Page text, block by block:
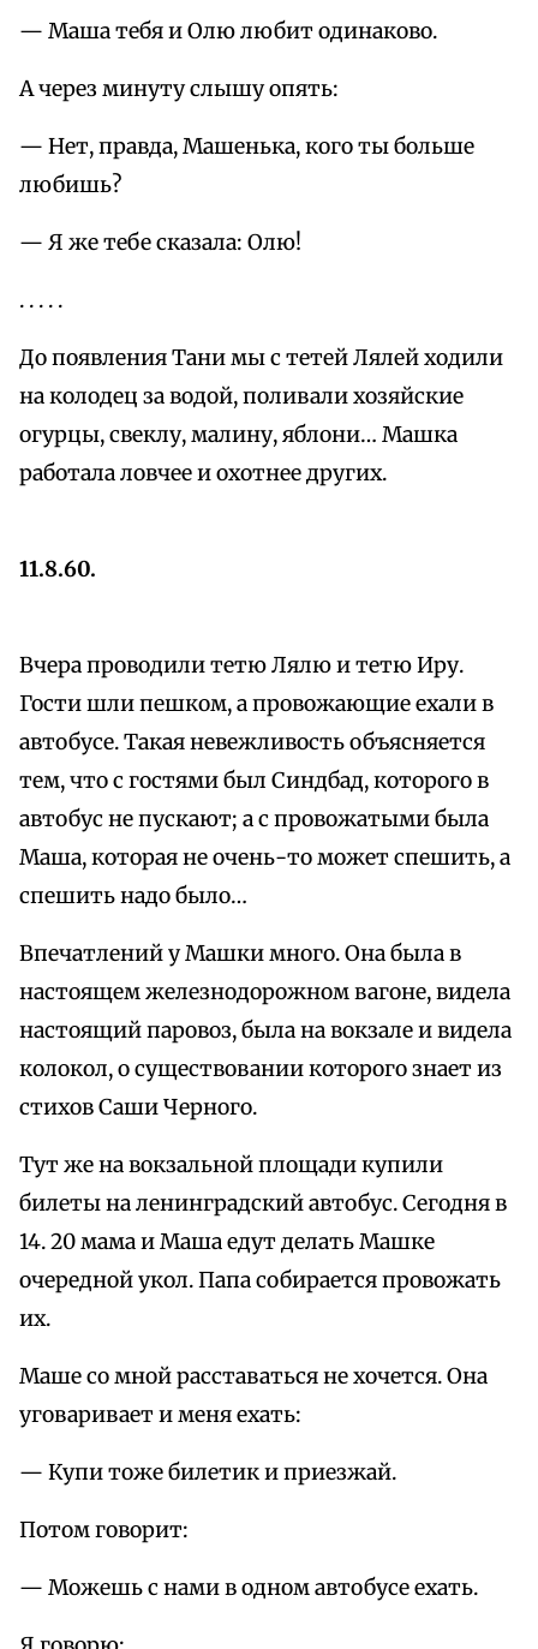
— Маша тебя и Олю любит одинаково.
А через минуту слышу опять:
— Нет, правда, Машенька, кого ты больше
любишь?
— Я же тебе сказала: Олю!
. . . . .
До появления Тани мы с тетей Лялей ходили
на колодец за водой, поливали хозяйские
огурцы, свеклу, малину, яблони… Машка
работала ловчее и охотнее других.
11.8.60.
Вчера проводили тетю Лялю и тетю Иру.
Гости шли пешком, а провожающие ехали в
автобусе. Такая невежливость объясняется
тем, что с гостями был Синдбад, которого в
автобус не пускают; а с провожатыми была
Маша, которая не очень-то может спешить, а
спешить надо было…
Впечатлений у Машки много. Она была в
настоящем железнодорожном вагоне, видела
настоящий паровоз, была на вокзале и видела
колокол, о существовании которого знает из
стихов Саши Черного.
Тут же на вокзальной площади купили
билеты на ленинградский автобус. Сегодня в
14. 20 мама и Маша едут делать Машке
очередной укол. Папа собирается провожать
их.
Маше со мной расставаться не хочется. Она
уговаривает и меня ехать:
— Купи тоже билетик и приезжай.
Потом говорит:
— Можешь с нами в одном автобусе ехать.